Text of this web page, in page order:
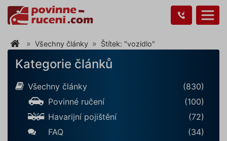
Všechny články Štítek: "vozidlo"
Kategorie článků
Všechny články
(830)
Povinné ručení
(100)
Havarijní pojištění
(72)
FAQ
(34)